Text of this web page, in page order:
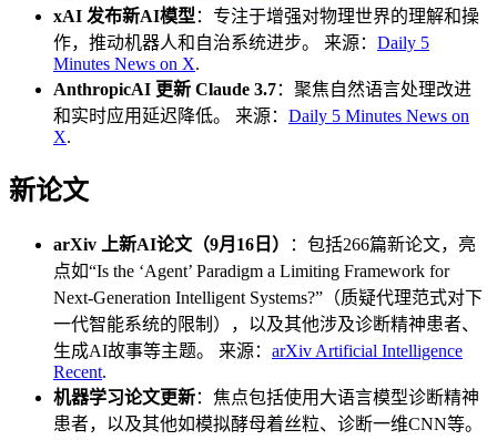
xAI 发布新AI模型 ：专注于增强对物理世界的理解和操
作，推动机器人和自治系统进步。 来源： Daily 5
Minutes News on X.
AnthropicAI 更新 Claude 3.7：聚焦自然语言处理改进
和实时应用延迟降低。 来源： Daily 5 Minutes News on
X.
新论文
arXiv 上新AI论文（9月16日）
：包括266篇新论文，亮
点如“Is the ‘Agent’ Paradigm a Limiting Framework for
Next-Generation Intelligent Systems?”（质疑代理范式对下
一代智能系统的限制），以及其他涉及诊断精神患者、
生成AI故事等主题。 来源： arXiv Artificial Intelligence
Recent.
机器学习论文更新：焦点包括使用大语言模型诊断精神
患者，以及其他如模拟酵母着丝粒、诊断一维CNN等。